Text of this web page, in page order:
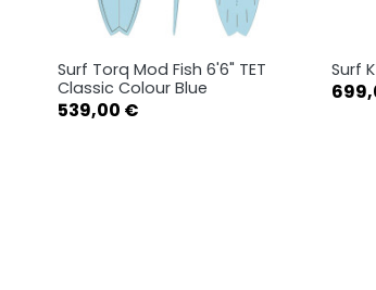
 Aperçu rapide
6'6
Surf Torq Mod Fish 6'6" TET
Classic Colour Blue
Prix
539,00 €
Surf
Prix